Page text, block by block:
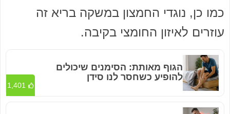
כמו כן, נוגדי החמצון במשקה בריא זה
עוזרים לאיזון החומצי בקיבה.
הגוף מאותת: הסימנים שיכולים
להופיע כשחסר לנו סידן
1,401